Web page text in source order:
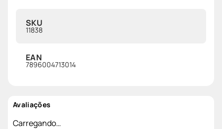
SKU
11838
EAN
7896004713014
Avaliações
Carregando…